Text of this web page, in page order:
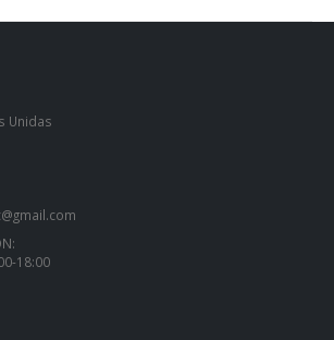
Unidas
18:00